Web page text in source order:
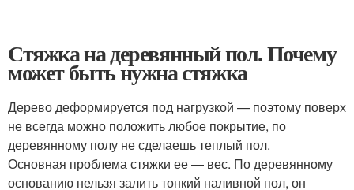
Стяжка на деревянный пол. Почему
может быть нужна стяжка
Дерево деформируется под нагрузкой — поэтому поверх
не всегда можно положить любое покрытие, по
деревянному полу не сделаешь теплый пол.
Основная проблема стяжки ее — вес. По деревянному
основанию нельзя залить тонкий наливной пол, он